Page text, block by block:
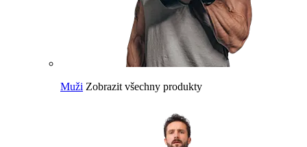
Muži Zobrazit všechny produkty